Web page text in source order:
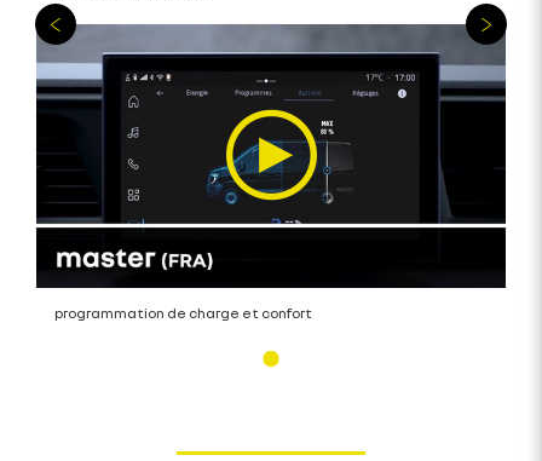
programmation de charge et confort